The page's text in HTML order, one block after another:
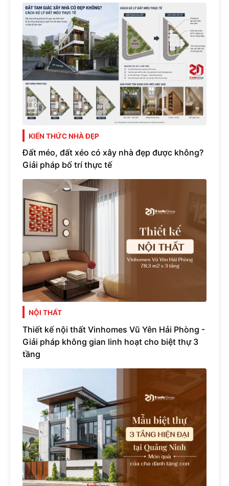
KIẾN THỨC NHÀ ĐẸP
Đất méo, đất xéo có xây nhà đẹp được không?
Giải pháp bố trí thực tế
NỘI THẤT
Thiết kế nội thất Vinhomes Vũ Yên Hải Phòng -
Giải pháp không gian linh hoạt cho biệt thự 3
tầng